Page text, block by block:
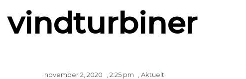
vindturbiner
november 2, 2020 2:25 pm Aktuelt